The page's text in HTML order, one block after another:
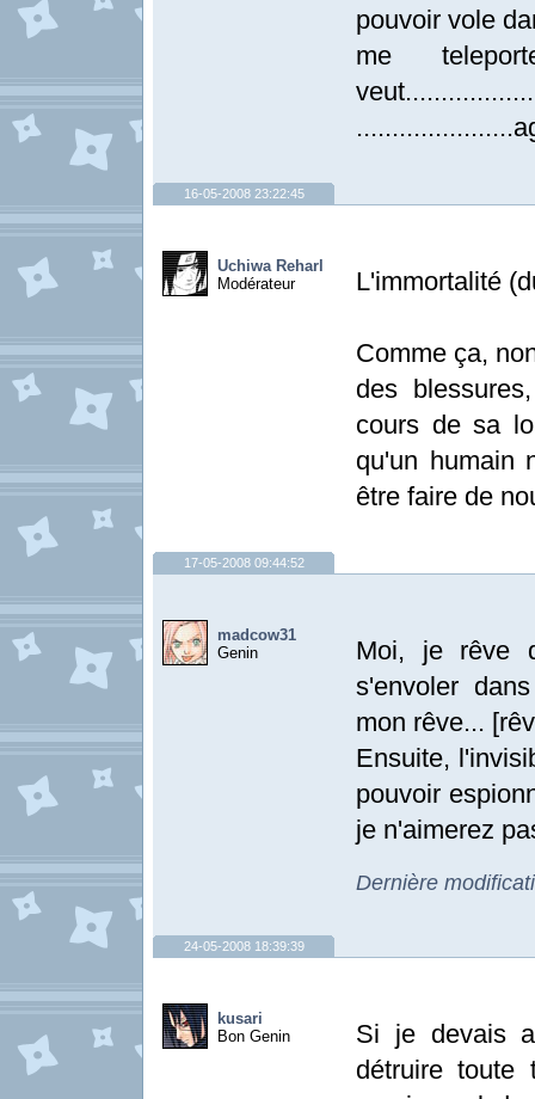
pouvoir vole
me
16-05-2008 23:22:45
Uchiwa Reharl
Modérateur
L'immortalité
Comme ça,
des
cours de sa
qu'un humain
être faire de
17-05-2008 09:44:52
madcow31
Genin
Moi, je rêve
s'envoler
mon rêve...
Ensuite,
pouvoir
je n'aimerez
Dernière
24-05-2008 18:39:39
kusari
Bon Genin
Si je devais
détruire